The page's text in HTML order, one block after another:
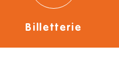
Billetterie